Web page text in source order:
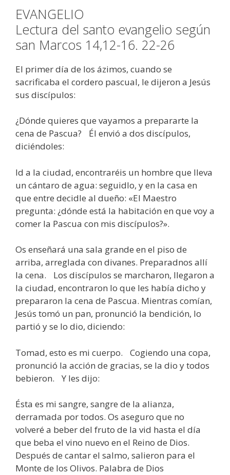
EVANGELIO
Lectura del santo evangelio según
san Marcos 14,12-16. 22-26
El primer día de los ázimos, cuando se
sacrificaba el cordero pascual, le dijeron a Jesús
sus discípulos:
¿Dónde quieres que vayamos a prepararte la
cena de Pascua? Él envió a dos discípulos,
diciéndoles:
Id a la ciudad, encontraréis un hombre que lleva
un cántaro de agua: seguidlo, y en la casa en
que entre decidle al dueño: «El Maestro
pregunta: ¿dónde está la habitación en que voy a
comer la Pascua con mis discípulos?».
Os enseñará una sala grande en el piso de
arriba, arreglada con divanes. Preparadnos allí
la cena. Los discípulos se marcharon, llegaron a
la ciudad, encontraron lo que les había dicho y
prepararon la cena de Pascua. Mientras comían,
Jesús tomó un pan, pronunció la bendición, lo
partió y se lo dio, diciendo:
Tomad, esto es mi cuerpo. Cogiendo una copa,
pronunció la acción de gracias, se la dio y todos
bebieron. Y les dijo:
Ésta es mi sangre, sangre de la alianza,
derramada por todos. Os aseguro que no
volveré a beber del fruto de la vid hasta el día
que beba el vino nuevo en el Reino de Dios.
Después de cantar el salmo, salieron para el
Monte de los Olivos. Palabra de Dios